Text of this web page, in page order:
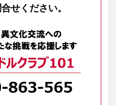
せください。